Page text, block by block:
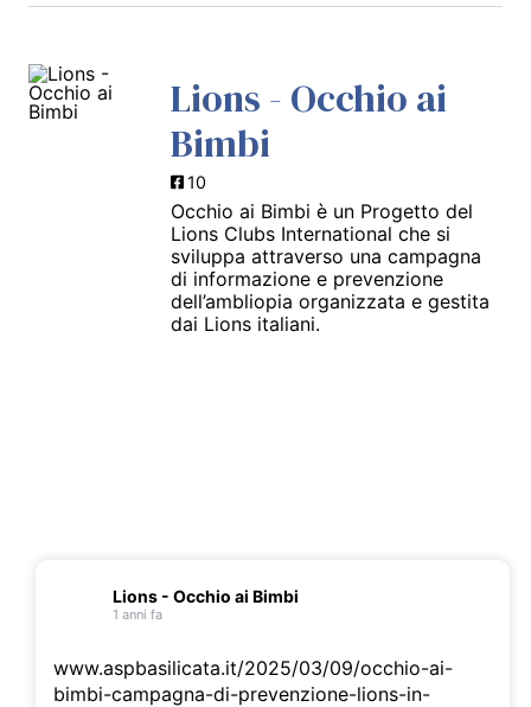
Lions - Occhio ai
Bimbi
10
Occhio ai Bimbi è un Progetto del
Lions Clubs International che si
sviluppa attraverso una campagna
di informazione e prevenzione
dell’ambliopia organizzata e gestita
dai Lions italiani.
Lions - Occhio ai Bimbi
1 anni fa
www.aspbasilicata.it/2025/03/09/occhio-ai-
bimbi-campagna-di-prevenzione-lions-in-